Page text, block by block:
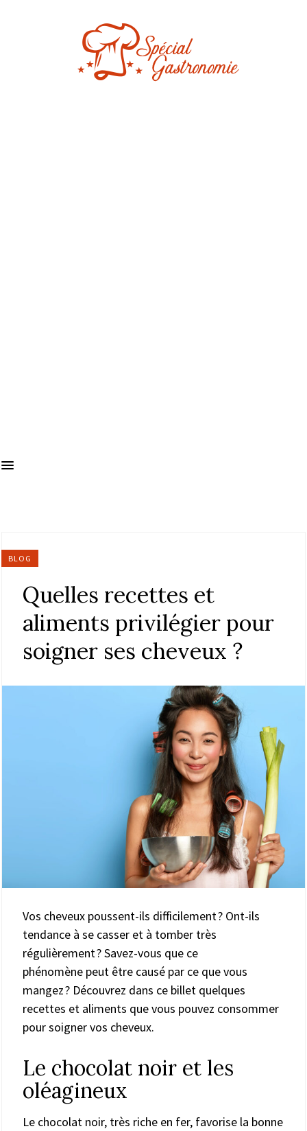
BLOG
Quelles recettes et
aliments privilégier pour
soigner ses cheveux ?
Vos cheveux poussent-ils difficilement ? Ont-ils
tendance à se casser et à tomber très
régulièrement ? Savez-vous que ce
phénomène peut être causé par ce que vous
mangez ? Découvrez dans ce billet quelques
recettes et aliments que vous pouvez consommer
pour soigner vos cheveux.
Le chocolat noir et les
oléagineux
Le chocolat noir, très riche en fer, favorise la bonne